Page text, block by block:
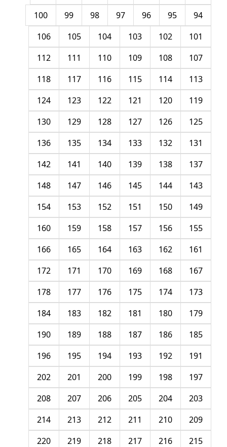
94
95
96
97
98
99
100
101
102
103
104
105
106
107
108
109
110
111
112
113
114
115
116
117
118
119
120
121
122
123
124
125
126
127
128
129
130
131
132
133
134
135
136
137
138
139
140
141
142
143
144
145
146
147
148
149
150
151
152
153
154
155
156
157
158
159
160
161
162
163
164
165
166
167
168
169
170
171
172
173
174
175
176
177
178
179
180
181
182
183
184
185
186
187
188
189
190
191
192
193
194
195
196
197
198
199
200
201
202
203
204
205
206
207
208
209
210
211
212
213
214
215
216
217
218
219
220